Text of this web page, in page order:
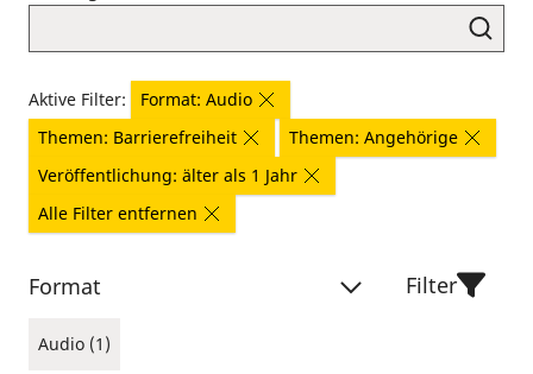
Aktive Filter:
Format: Audio
Themen: Barrierefreiheit
Themen: Angehörige
Veröffentlichung: älter als 1 Jahr
Alle Filter entfernen
Format
Audio (1)
Filter